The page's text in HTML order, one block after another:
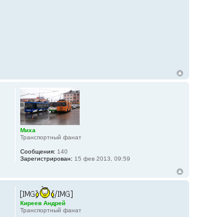
Миха
Транспортный фанат
Сообщения: 140
Зарегистрирован: 15 фев 2013, 09:59
Киреев Андрей
Транспортный фанат